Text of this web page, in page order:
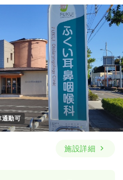
通勤可
施設詳細